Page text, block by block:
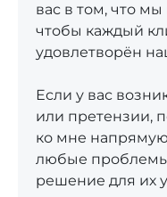
вас в том, что
чтобы каждый
удовлетворён
Если у вас
или претензии,
ко мне
любые
решение для их